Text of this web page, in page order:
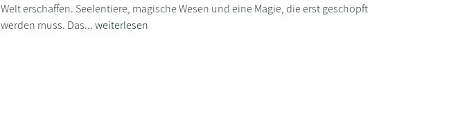
Welt erschaffen. Seelentiere, magische Wesen und eine Magie, die erst geschöpft
werden muss. Das...weiterlesen